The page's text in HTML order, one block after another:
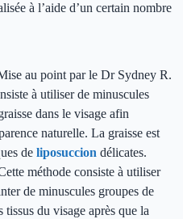
à l’aide d’un certain nombre
au point par le Dr Sydney R.
à utiliser de minuscules
dans le visage afin
naturelle. La graisse est
de liposuccion délicates.
méthode consiste à utiliser
de minuscules groupes de
tissus du visage après que la